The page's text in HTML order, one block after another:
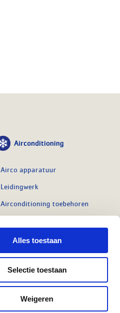
Alles toestaan
Selectie toestaan
Weigeren
Airconditioning
Airco apparatuur
Leidingwerk
Airconditioning toebehoren
Regelapparatuur
Alle koeling